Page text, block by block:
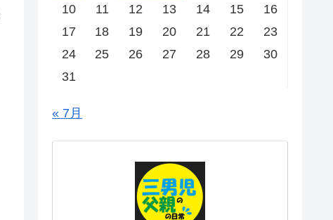
10
11 12 13 14 15
16
17
18 19 20 21 22
23
24
25 26 27 28 29
30
31
« 7月